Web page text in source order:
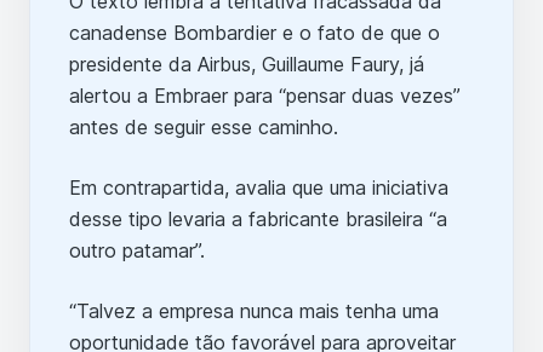
canadense Bombardier e o fato de que o
presidente da Airbus, Guillaume Faury, já
alertou a Embraer para “pensar duas vezes”
antes de seguir esse caminho.
Em contrapartida, avalia que uma iniciativa
desse tipo levaria a fabricante brasileira “a
outro patamar”.
“Talvez a empresa nunca mais tenha uma
oportunidade tão favorável para aproveitar